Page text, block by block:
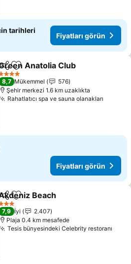
tarihleri
Fiyatları görün
Favorilerime ekle
Anatolia Club
Yıldız
8,7 Mükemmel
576
Şehir merkezi 1.6 km uzaklıkta
Rahatlatıcı spa ve sauna olanakları
Fiyatları görün
Favorilerime ekle
Beach
Yıldız
7,9 İyi
2.407
Plaja 0.4 km mesafede
Tesis bünyesindeki Celebrity restoranı